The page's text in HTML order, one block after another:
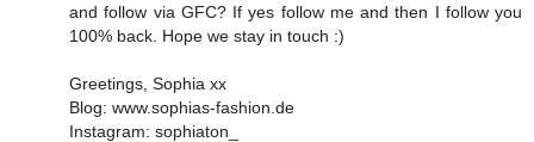
and follow via GFC? If yes follow me and then I follow you
100% back. Hope we stay in touch :)
Greetings, Sophia xx
Blog: www.sophias-fashion.de
Instagram: sophiaton_